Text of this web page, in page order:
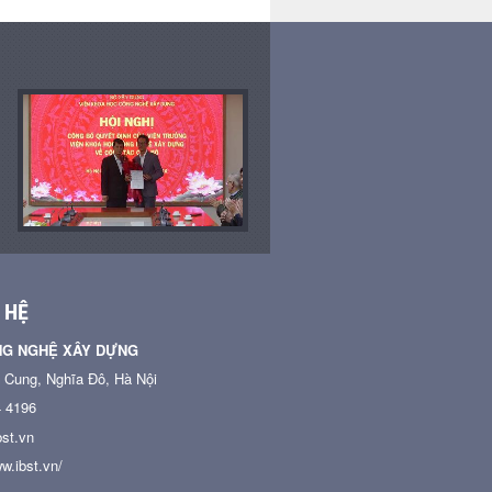
NGHỆ XÂY DỰNG
Nghĩa Đô, Hà Nội
4196